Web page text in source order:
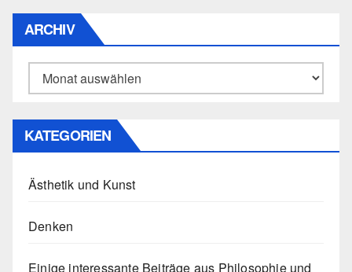
ARCHIV
Archiv
KATEGORIEN
Ästhetik und Kunst
Denken
Einige interessante Beiträge aus Philosophie und